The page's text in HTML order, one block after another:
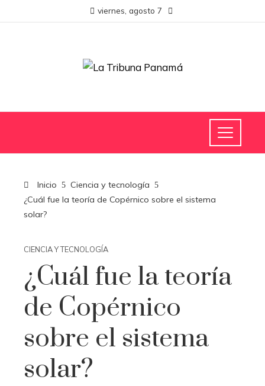
viernes, agosto 7
Inicio
Ciencia y tecnología
¿Cuál fue la teoría de Copérnico sobre el sistema
solar?
CIENCIA Y TECNOLOGÍA
¿Cuál fue la teoría
de Copérnico
sobre el sistema
solar?